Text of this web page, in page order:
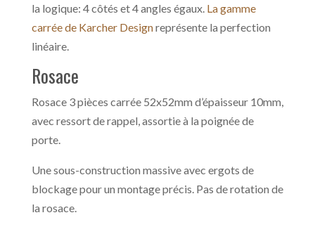
la logique: 4 côtés et 4 angles égaux. La gamme
carrée de Karcher Designreprésente la perfection
linéaire.
Rosace
Rosace 3 pièces carrée 52x52mm d’épaisseur 10mm,
avec ressort de rappel, assortie à la poignée de
porte.
Une sous-construction massive avec ergots de
blockage pour un montage précis. Pas de rotation de
la rosace.